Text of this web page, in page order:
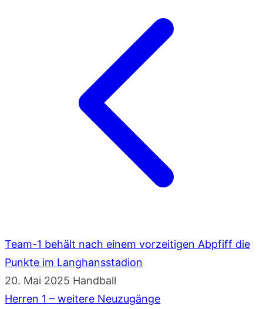
Team-1 behält nach einem vorzeitigen Abpfiff die
Punkte im Langhansstadion
20. Mai 2025 Handball
Herren 1 – weitere Neuzugänge